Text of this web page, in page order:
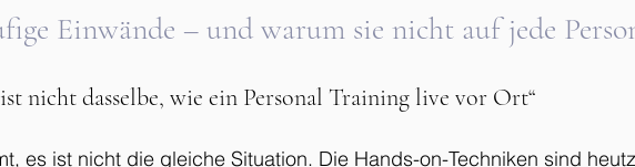
Einwände – und warum sie nicht auf jede
ist nicht dasselbe, wie ein Personal Training live vor Ort“
es ist nicht die gleiche Situation. Die Hands-on-Techniken sind